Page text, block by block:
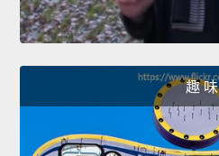
趣 味